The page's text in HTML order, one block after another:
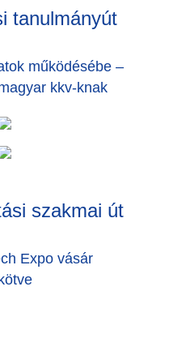
tanulmányút
működésébe –
kkv-knak
szakmai út
Expo vásár